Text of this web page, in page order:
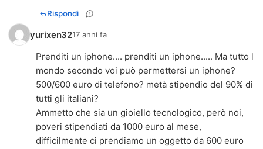
Rispondi
yurixen3217 anni fa
Prenditi un iphone.... prenditi un iphone..... Ma tutto l
mondo secondo voi può permettersi un iphone?
500/600 euro di telefono? metà stipendio del 90% di
tutti gli italiani?
Ammetto che sia un gioiello tecnologico, però noi,
poveri stipendiati da 1000 euro al mese,
difficilmente ci prendiamo un oggetto da 600 euro